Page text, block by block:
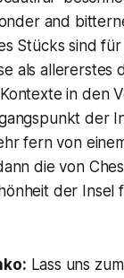
and
Stücks sind für
als allererstes
in den
der
fern von
die von
der Insel
Lass uns